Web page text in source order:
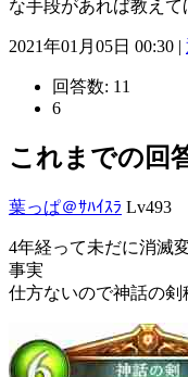
な手段があれば教えて
2021年01月05日 00:30 |
回答数: 11
6
これまでの回
葉っぱ＠ｻﾊｲｽﾗ Lv493
4年経って未だに消滅
事実
仕方ないので神話の剣